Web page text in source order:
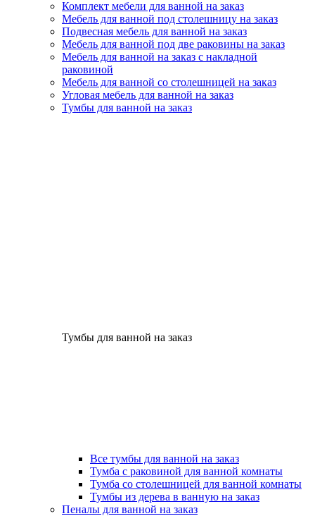
Комплект мебели для ванной на заказ
Мебель для ванной под столешницу на заказ
Подвесная мебель для ванной на заказ
Мебель для ванной под две раковины на заказ
Мебель для ванной на заказ с накладной
раковиной
Мебель для ванной со столешницей на заказ
Угловая мебель для ванной на заказ
Тумбы для ванной на заказ
Тумбы для ванной на заказ
Все тумбы для ванной на заказ
Тумба с раковиной для ванной комнаты
Тумба со столешницей для ванной комнаты
Тумбы из дерева в ванную на заказ
Пеналы для ванной на заказ